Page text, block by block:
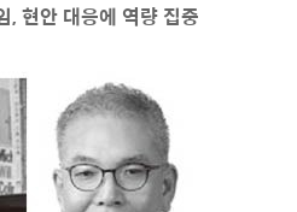
, 현안 대응에 역량 집중